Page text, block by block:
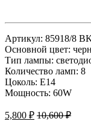
Артикул: 85918/8
Основной цвет:
Тип лампы:
Количество ламп: 8
Цоколь: Е14
Мощность: 60W
5,800 ₽ 10,600₽